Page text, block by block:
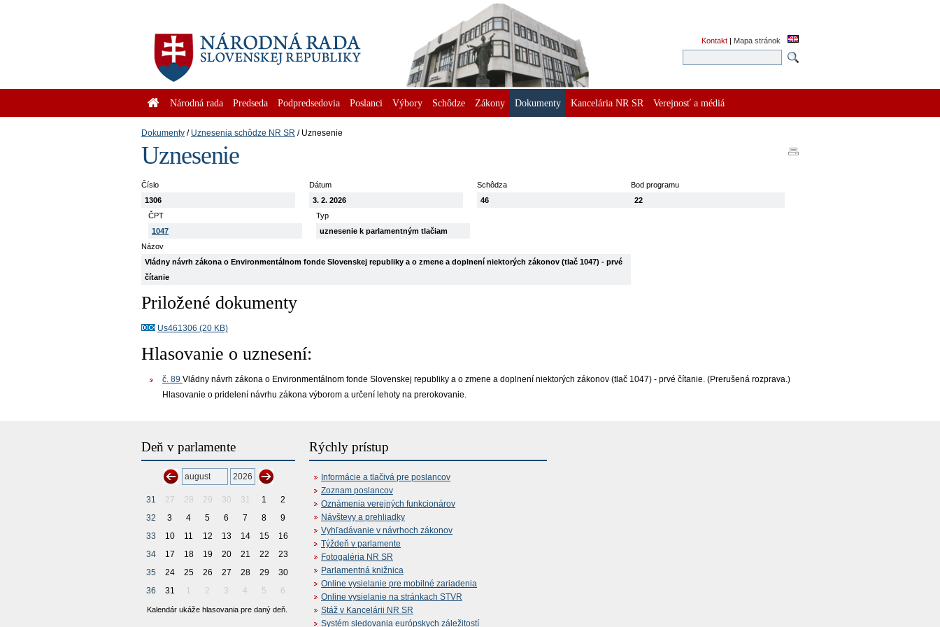
Kontakt | Mapa stránok
Národná rada Predseda Podpredsedovia Poslanci Výbory Schôdze Zákony Dokumenty Kancelária NR SR Verejnosť a médiá
Dokumenty Uznesenia schôdze NR SR Uznesenie
Uznesenie
Číslo
1306
Dátum
3. 2. 2026
Schôdza
46
Bod programu
22
ČPT
1047
Typ
uznesenie k parlamentným tlačiam
Názov
Vládny návrh zákona o Environmentálnom fonde Slovenskej republiky a o zmene a doplnení niektorých zákonov (tlač 1047) - prvé
čítanie
Priložené dokumenty
Us461306 (20 KB)
Hlasovanie o uznesení:
č. 89 Vládny návrh zákona o Environmentálnom fonde Slovenskej republiky a o zmene a doplnení niektorých zákonov (tlač 1047) - prvé čítanie. (Prerušená rozprava.)
Hlasovanie o pridelení návrhu zákona výborom a určení lehoty na prerokovanie.
Deň v parlamente
31 27 28 29 30 31 1
2
32
3 4 5 6 7 8
9
33
10 11 12 13 14 15
16
34
17 18 19 20 21 22
23
35
24 25 26 27 28 29
30
36
31 1 2 3 4 5 6
Kalendár ukáže hlasovania pre daný deň.
Rýchly prístup
Informácie a tlačivá pre poslancov
Zoznam poslancov
Oznámenia verejných funkcionárov
Návštevy a prehliadky
Vyhľadávanie v návrhoch zákonov
Týždeň v parlamente
Fotogaléria NR SR
Parlamentná knižnica
Online vysielanie pre mobilné zariadenia
Online vysielanie na stránkach STVR
Stáž v Kancelárii NR SR
Systém sledovania európskych záležitostí